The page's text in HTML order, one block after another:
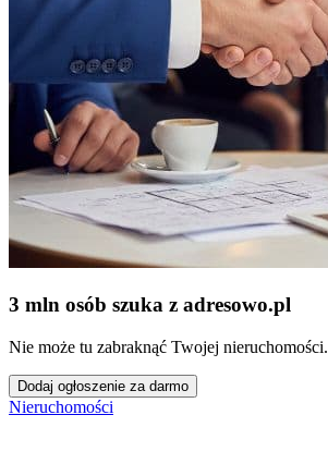
3 mln osób szuka z adresowo.pl
Nie może tu zabraknąć Twojej nieruchomości.
Dodaj ogłoszenie za darmo
Nieruchomości